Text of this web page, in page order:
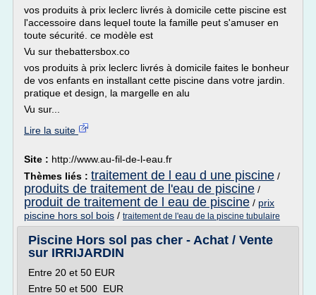
vos produits à prix leclerc livrés à domicile cette piscine est
l'accessoire dans lequel toute la famille peut s'amuser en
toute sécurité. ce modèle est
Vu sur thebattersbox.co
vos produits à prix leclerc livrés à domicile faites le bonheur
de vos enfants en installant cette piscine dans votre jardin.
pratique et design, la margelle en alu
Vu sur...
Lire la suite
Site : http://www.au-fil-de-l-eau.fr
Thèmes liés : traitement de l eau d une piscine /
produits de traitement de l'eau de piscine /
produit de traitement de l eau de piscine / prix
piscine hors sol bois / traitement de l'eau de la piscine tubulaire
Piscine Hors sol pas cher - Achat / Vente
sur IRRIJARDIN
Entre 20 et 50 EUR
Entre 50 et 500 EUR